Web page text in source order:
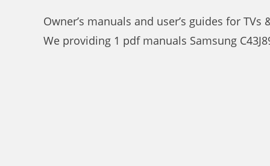
Owner’s manuals and user’s guides for TVs
We providing 1 pdf manuals Samsung